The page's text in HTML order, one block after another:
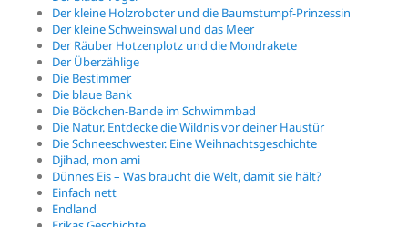
Der kleine Holzroboter und die Baumstumpf-Prinzessin
Der kleine Schweinswal und das Meer
Der Räuber Hotzenplotz und die Mondrakete
Der Überzählige
Die Bestimmer
Die blaue Bank
Die Böckchen-Bande im Schwimmbad
Die Natur. Entdecke die Wildnis vor deiner Haustür
Die Schneeschwester. Eine Weihnachtsgeschichte
Djihad, mon ami
Dünnes Eis – Was braucht die Welt, damit sie hält?
Einfach nett
Endland